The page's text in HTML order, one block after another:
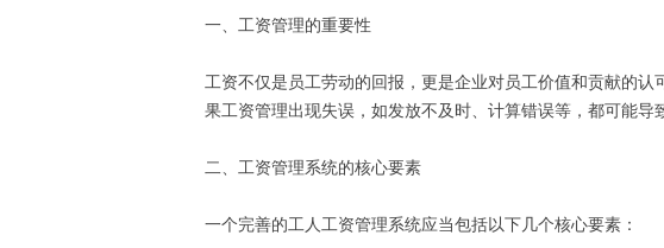
一、工资管理的重要性
工资不仅是员工劳动的回报，更是企业对员工价值和贡献的
果工资管理出现失误，如发放不及时、计算错误等，都可能
二、工资管理系统的核心要素
一个完善的工人工资管理系统应当包括以下几个核心要素：